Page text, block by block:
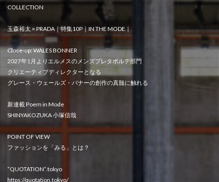
COLLECTION
玉森裕太 × PRADA｜特集10P｜IN THE MODE｜
Close-up: WALES BONNER
2027年1月よりエルメスのメンズプレタポルテ部門
クリエーティブディレクターとなる
グレース・ウェールズ・バナーの創作の真髄に触れる
新連載 Poem in Mode
SHINYAKOZUKA 小塚信哉
POINT OF VIEW
ファッションを「みる」とは？
“QUOTATION”.tokyo
https://quotation.tokyo/